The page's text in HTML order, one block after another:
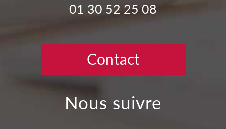
01 30 52 25 08
Contact
nous suivre